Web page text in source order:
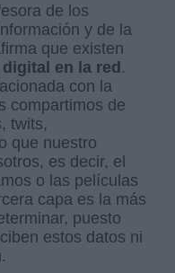
de los
y de la
que existen
en la red.
con la
compartimos de
twits,
que nuestro
es decir, el
o las películas
capa es la más
puesto
estos datos ni